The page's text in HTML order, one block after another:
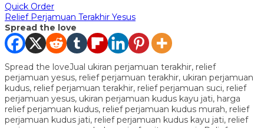
Quick Order
Relief Perjamuan Terakhir Yesus
Spread the love
Spread the loveJual ukiran perjamuan terakhir, relief
perjamuan yesus, relief perjamuan terakhir, ukiran perjamuan
kudus, relief perjamuan terakhir, relief perjamuan suci, relief
perjamuan yesus, ukiran perjamuan kudus kayu jati, harga
relief perjamuan kudus, relief perjamuan kudus murah, relief
perjamuan kudus jati, relief perjamuan kudus kayu jati, relief